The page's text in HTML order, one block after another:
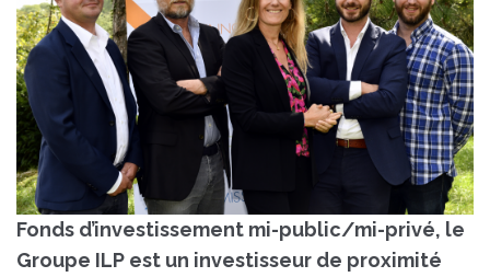
Fonds d’investissement mi-public/mi-privé, le
Groupe ILP est un investisseur de proximité